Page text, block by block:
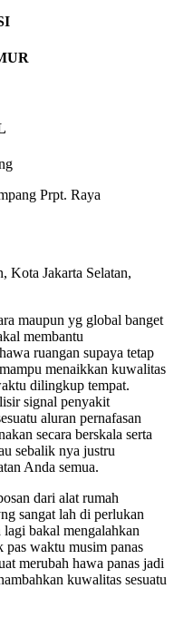
Prpt. Raya
Kota Jakarta Selatan,
maupun yg global banget
membantu
ruangan supaya tetap
menaikkan kuwalitas
dilingkup tempat.
signal penyakit
aluran pernafasan
secara berskala serta
sebalik nya justru
Anda semua.
dari alat rumah
sangat lah di perlukan
bakal mengalahkan
pas waktu musim panas
merubah hawa panas jadi
kuwalitas sesuatu